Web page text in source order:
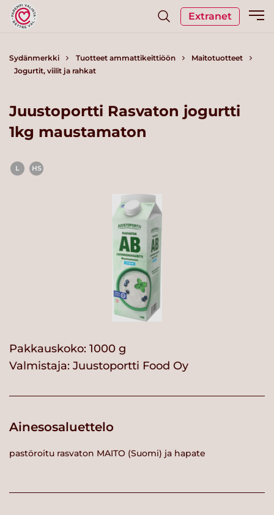
Extranet
Sydänmerkki Tuotteet ammattikeittiöön
Maitotuotteet
Jogurtit, viilit ja rahkat
Juustoportti Rasvaton jogurtti
1kg maustamaton
L HS
Pakkauskoko: 1000 g
Valmistaja: Juustoportti Food Oy
Ainesosaluettelo
pastöroitu rasvaton MAITO (Suomi) ja hapate